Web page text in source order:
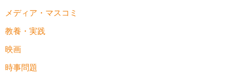
メディア・マスコミ
教養・実践
映画
時事問題